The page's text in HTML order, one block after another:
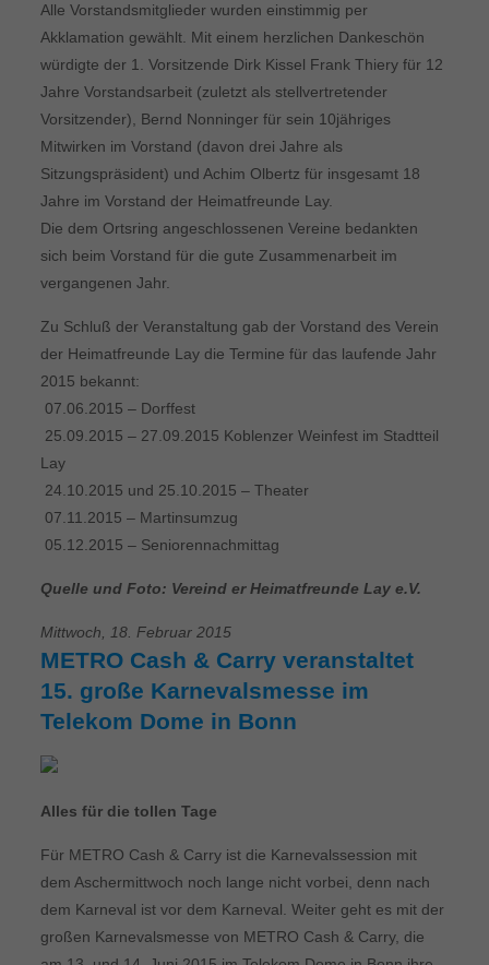
Alle Vorstandsmitglieder wurden einstimmig per
Akklamation gewählt. Mit einem herzlichen Dankeschön
würdigte der 1. Vorsitzende Dirk Kissel Frank Thiery für 12
Jahre Vorstandsarbeit (zuletzt als stellvertretender
Vorsitzender), Bernd Nonninger für sein 10jähriges
Mitwirken im Vorstand (davon drei Jahre als
Sitzungspräsident) und Achim Olbertz für insgesamt 18
Jahre im Vorstand der Heimatfreunde Lay.
Die dem Ortsring angeschlossenen Vereine bedankten
sich beim Vorstand für die gute Zusammenarbeit im
vergangenen Jahr.
Zu Schluß der Veranstaltung gab der Vorstand des Verein
der Heimatfreunde Lay die Termine für das laufende Jahr
2015 bekannt:
 07.06.2015 – Dorffest
 25.09.2015 – 27.09.2015 Koblenzer Weinfest im Stadtteil
Lay
 24.10.2015 und 25.10.2015 – Theater
 07.11.2015 – Martinsumzug
 05.12.2015 – Seniorennachmittag
Quelle und Foto: Vereind er Heimatfreunde Lay e.V.
Mittwoch, 18. Februar 2015
METRO Cash & Carry veranstaltet
15. große Karnevalsmesse im
Telekom Dome in Bonn
Alles für die tollen Tage
Für METRO Cash & Carry ist die Karnevalssession mit
dem Aschermittwoch noch lange nicht vorbei, denn nach
dem Karneval ist vor dem Karneval. Weiter geht es mit der
großen Karnevalsmesse von METRO Cash & Carry, die